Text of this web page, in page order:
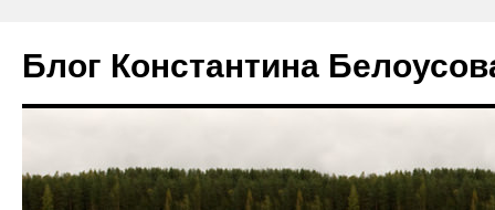
Блог Константина